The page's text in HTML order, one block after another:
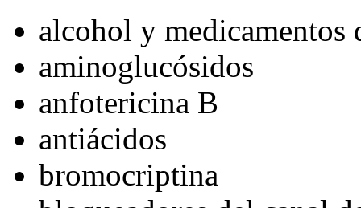
alcohol y medicamentos
aminoglucósidos
anfotericina B
antiácidos
bromocriptina